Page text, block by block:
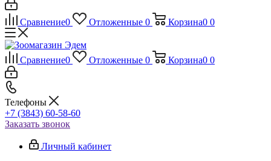
Сравнение0 Отложенные 0 Корзина0 0
Сравнение0 Отложенные 0 Корзина0 0
Телефоны
+7 (3843) 60-58-60
Заказать звонок
Личный кабинет